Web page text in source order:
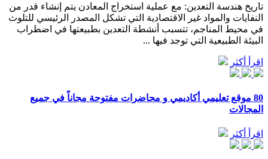
تاريخ هندسة التعدين: مع عملية استخراج المعادن يتم إنشاء قدر من
النفايات والمواد غير الاقتصادية التي تشكل المصدر الرئيسي للتلوث
في محيط المناجم، تتسبب أنشطة التعدين بطبيعتها في اضطراب
البيئة الطبيعية التي توجد فيها ...
اقرأ أكثر
80 موقع تعليمي أكاديمي و محاضرات مفتوحة مجاناً في جميع
المجالات
اقرأ أكثر